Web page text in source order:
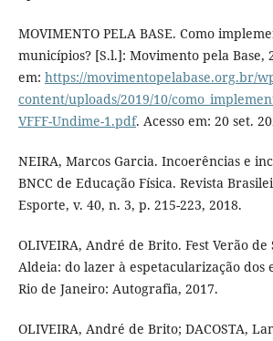
MOVIMENTO PELA BASE. Como
municípios? [S.l.]: Movimento pela Base,
em: https://movimentopelabase.org.br/
content/uploads/2019/10/
VFFF-Undime-1.pdf. Acesso em: 20 set.
NEIRA, Marcos Garcia. Incoerências e
BNCC de Educação Física. Revista
Esporte, v. 40, n. 3, p. 215-223, 2018.
OLIVEIRA, André de Brito. Fest Verão de
Aldeia: do lazer à espetacularização dos
Rio de Janeiro: Autografia, 2017.
OLIVEIRA, André de Brito; DACOSTA,